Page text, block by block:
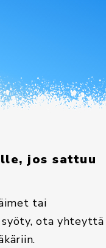
jos sattuu
tai
syöty, ota yhteyttä